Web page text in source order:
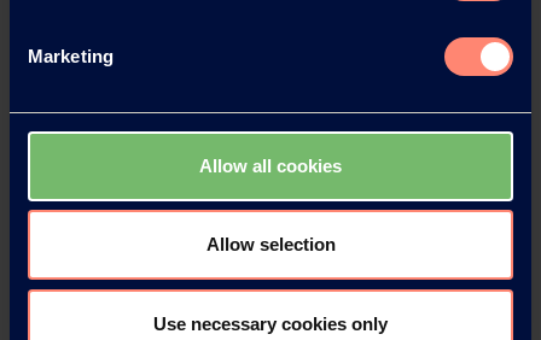
Marketing
Allow all cookies
Allow selection
Use necessary cookies only
News Archive 2023
News Archive 2022